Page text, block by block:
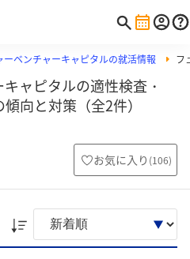
ーベンチャーキャピタルの就活情報 フ
ャピタルの適性検査・
向と対策（全2件）
お気に入り (106)